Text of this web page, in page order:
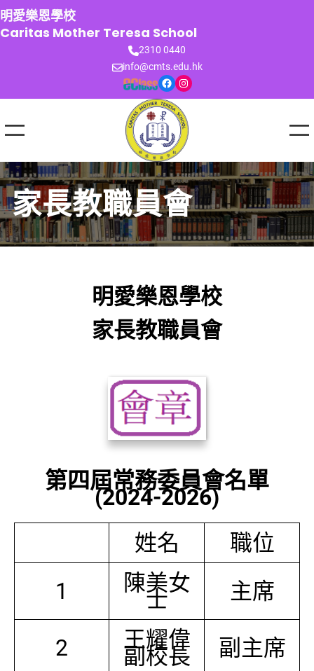
跳
至
主
明愛樂恩學校
Caritas Mother Teresa School
2310 0440
info@cmts.edu.hk
Facebook Instagram
家長教職員會
明愛樂恩學校
家長教職員會
第四屆常務委員會名單
(2024-2026)
姓名
職位
1
陳美女
士 主席
2 王耀偉
副校長 副主席